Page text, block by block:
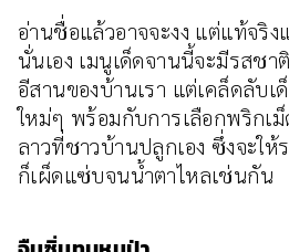
อ่านชื่อแล้วอาจจะงง แต่แท้จริง
นั่นเอง เมนูเด็ดจานนี้จะมีรสชา
อีสานของบ้านเรา แต่เคล็ดลับเ
ใหม่ๆ พร้อมกับการเลือกพริกเ
ลาวที่ชาวบ้านปลูกเอง ซึ่งจะใ
ก็เผ็ดแซ่บจนน้ำตาไหลเช่นกัน